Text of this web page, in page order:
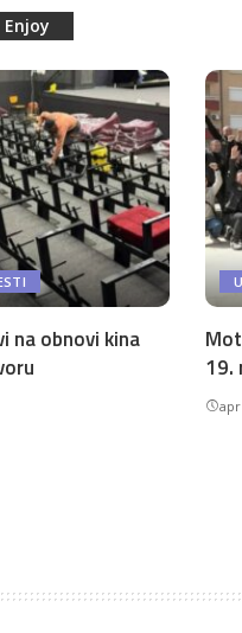
na obnovi kina
19.